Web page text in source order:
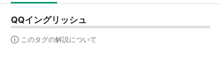
QQイングリッシュ
このタグの解説について